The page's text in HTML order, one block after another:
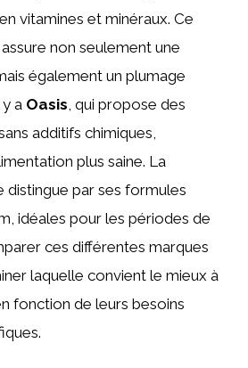
vitamines et minéraux. Ce
non seulement une
également un plumage
a Oasis, qui propose des
additifs chimiques,
plus saine. La
distingue par ses formules
idéales pour les périodes de
ces différentes marques
laquelle convient le mieux à
fonction de leurs besoins